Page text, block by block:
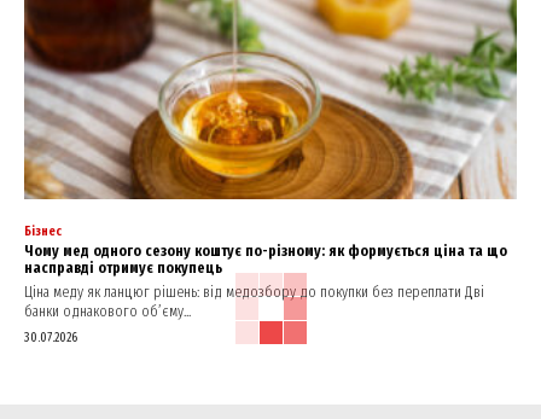
Бізнес
Чому мед одного сезону коштує по-різному: як формується ціна та що
насправді отримує покупець
Ціна меду як ланцюг рішень: від медозбору до покупки без переплати Дві
банки однакового об’єму...
30.07.2026